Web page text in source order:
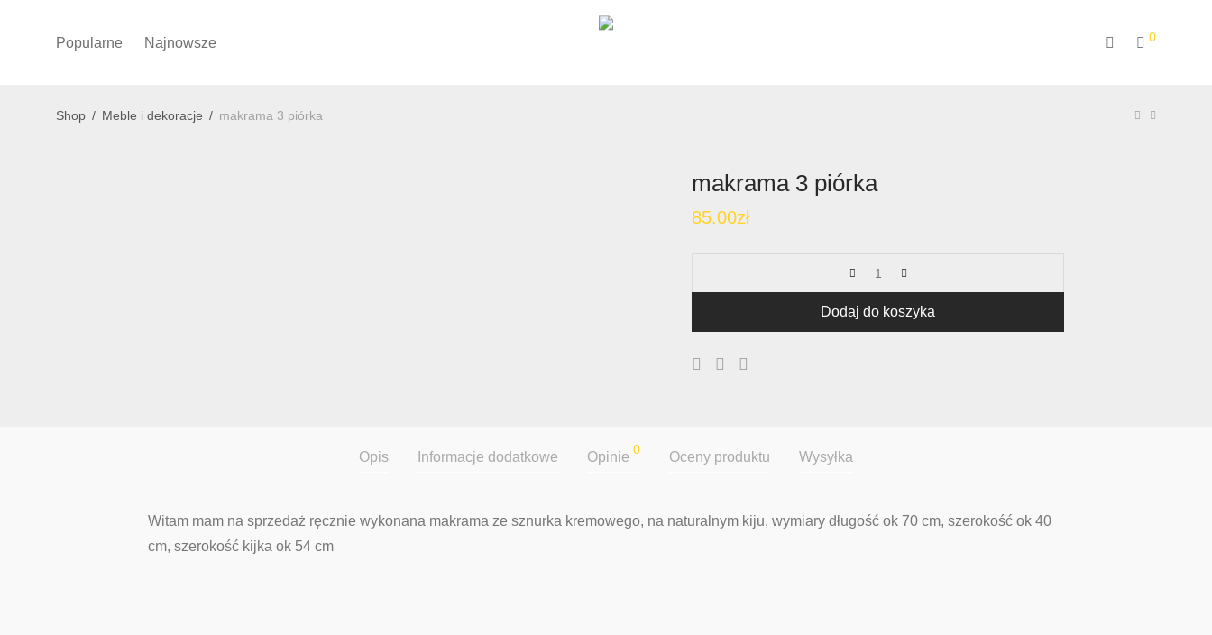
Popularne Najnowsze 0
Shop / Meble i dekoracje / makrama 3 piórka
makrama 3 piórka
85.00zł
Dodaj do koszyka
Opis Informacje dodatkowe Opinie 0 Oceny produktu Wysyłka
Witam mam na sprzedaż ręcznie wykonana makrama ze sznurka kremowego, na naturalnym kiju, wymiary długość ok 70 cm, szerokość ok 40
cm, szerokość kijka ok 54 cm